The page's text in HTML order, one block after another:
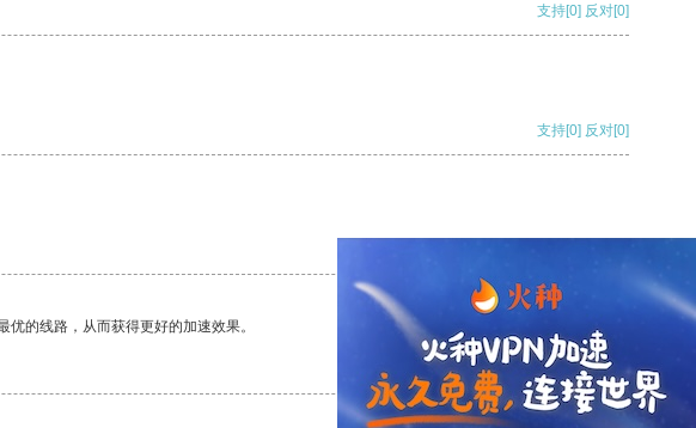
支持[0] 反对[0]
支持[0] 反对[0]
的线路，从而获得更好的加速效果。
支持 [0] 反对 [0]